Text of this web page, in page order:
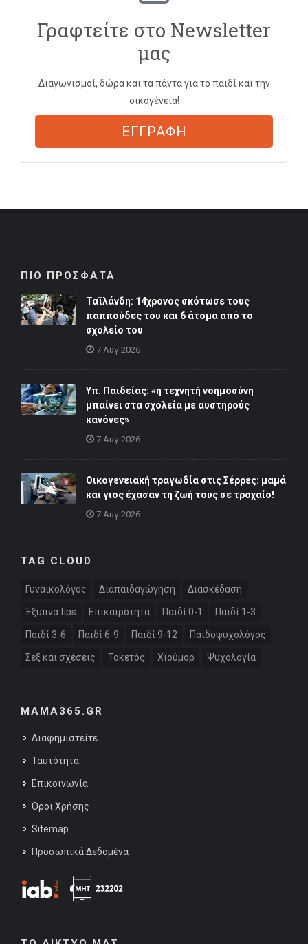
Γραφτείτε στο Newsletter
μας
Διαγωνισμοί, δώρα και τα πάντα για το παιδί και την
οικογένεια!
ΕΓΓΡΑΦΗ
ΠΙΟ ΠΡΟΣΦΑΤΑ
Ταϊλάνδη: 14χρονος σκότωσε τους
παππούδες του και 6 άτομα από το
σχολείο του
7 Αυγ 2026
Υπ. Παιδείας: «η τεχνητή νοημοσύνη
μπαίνει στα σχολεία με αυστηρούς
κανόνες»
7 Αυγ 2026
Οικογενειακή τραγωδία στις Σέρρες: μαμά
και γιος έχασαν τη ζωή τους σε τροχαίο!
7 Αυγ 2026
TAG CLOUD
Γυναικολόγος Διαπαιδαγώγηση Διασκέδαση
Έξυπνα tips Επικαιρότητα Παιδί 0-1 Παιδί 1-3
Παιδί 3-6 Παιδί 6-9 Παιδί 9-12 Παιδοψυχολόγος
Σεξ και σχέσεις Τοκετός Χιούμορ Ψυχολογία
MAMA365.GR
Διαφημιστείτε
Ταυτότητα
Επικοινωνία
Όροι Χρήσης
Sitemap
Προσωπικά Δεδομένα